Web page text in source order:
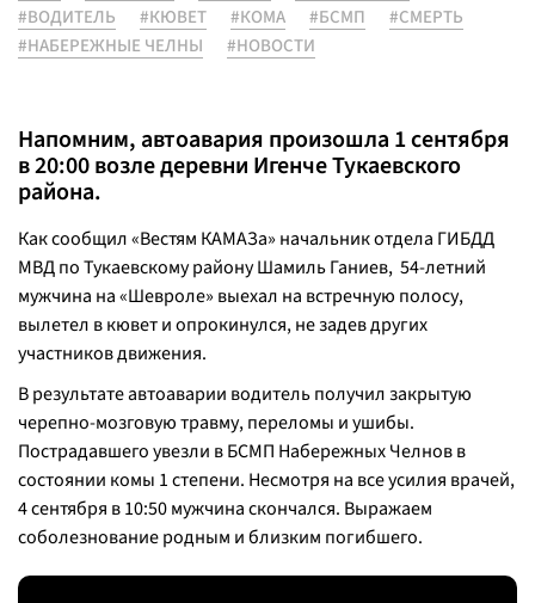
#ВОДИТЕЛЬ
#КЮВЕТ #КОМА #БСМП
#СМЕРТЬ
#НАБЕРЕЖНЫЕ ЧЕЛНЫ
#НОВОСТИ
Напомним, автоавария произошла 1 сентября
в 20:00 возле деревни Игенче Тукаевского
района.
Как сообщил «Вестям КАМАЗа» начальник отдела ГИБДД
МВД по Тукаевскому району Шамиль Ганиев, 54-летний
мужчина на «Шевроле» выехал на встречную полосу,
вылетел в кювет и опрокинулся, не задев других
участников движения.
В результате автоаварии водитель получил закрытую
черепно-мозговую травму, переломы и ушибы.
Пострадавшего увезли в БСМП Набережных Челнов в
состоянии комы 1 степени. Несмотря на все усилия врачей,
4 сентября в 10:50 мужчина скончался. Выражаем
соболезнование родным и близким погибшего.